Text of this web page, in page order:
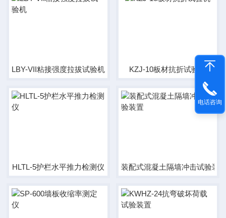
LBY-VII粘接强度拉拔试验机 KZJ-10板材抗折试验机
HLTL-5护栏水平推力检测仪 装配式混凝土隔墙冲击试验装
电话咨询